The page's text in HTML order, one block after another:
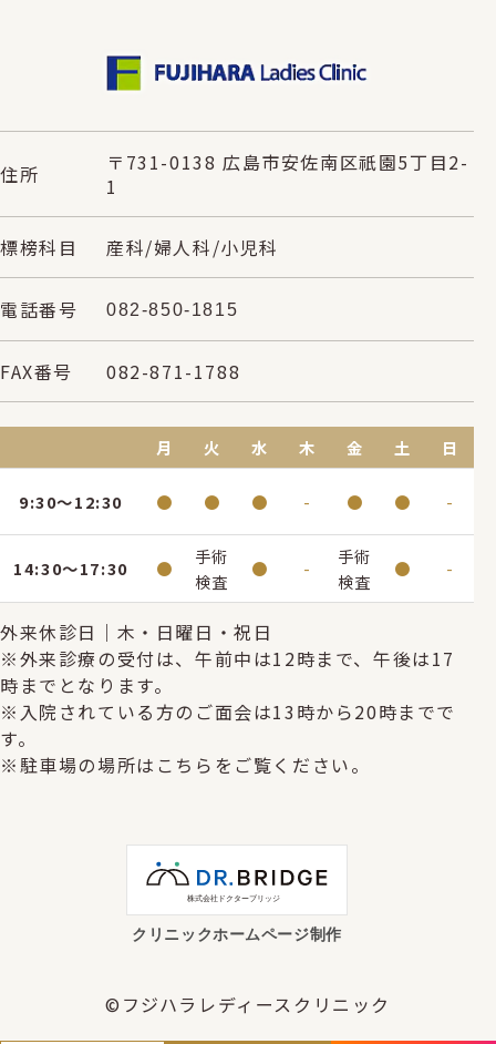
住所
〒731-0138 広島市安佐南区祇園5丁目2-
1
標榜科目 産科/婦人科/小児科
電話番号 082-850-1815
FAX番号 082-871-1788
月 火 水 木 金 土 日
9:30～12:30 ● ● ● - ● ● -
14:30～17:30 ●
手術
検査
● -
手術
検査
● -
外来休診日｜木・日曜日・祝日
※外来診療の受付は、午前中は12時まで、午後は17
時までとなります。
※入院されている方のご面会は13時から20時までで
す。
※駐車場の場所はこちらをご覧ください。
クリニックホームページ制作
©フジハラレディースクリニック